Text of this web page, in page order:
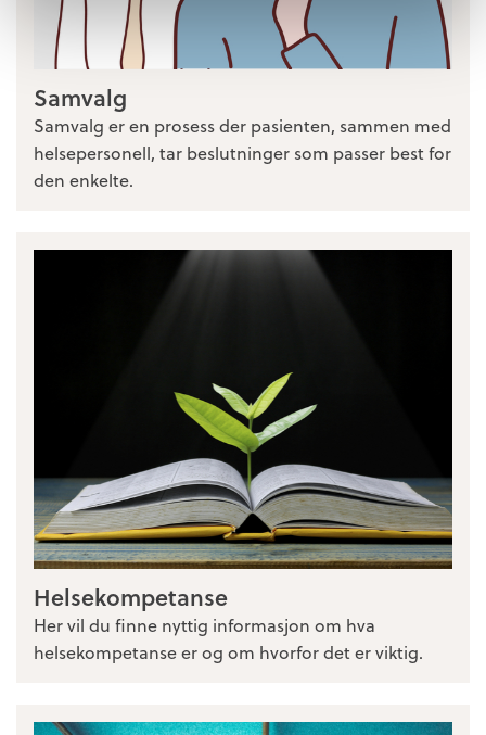
Samvalg
Samvalg er en prosess der pasienten, sammen med
helsepersonell, tar beslutninger som passer best for
den enkelte.
Helsekompetanse
Her vil du finne nyttig informasjon om hva
helsekompetanse er og om hvorfor det er viktig.